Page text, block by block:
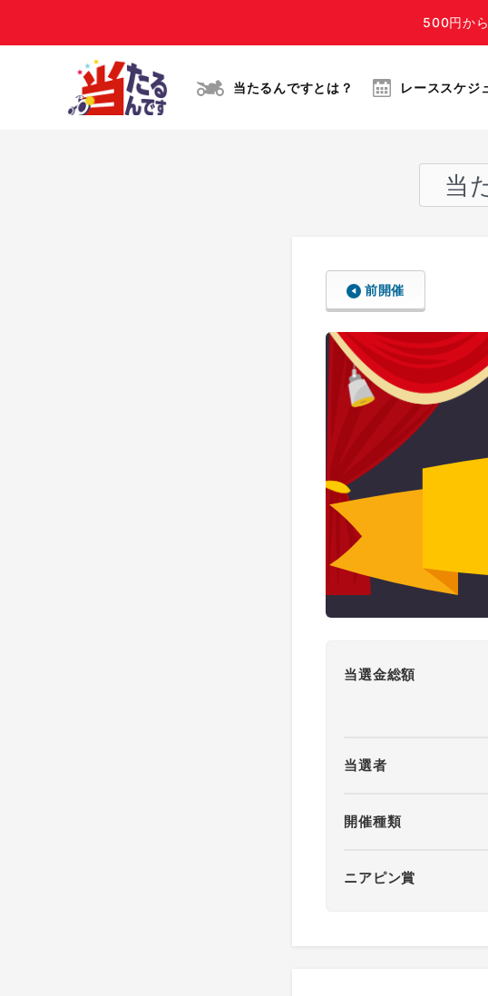
500円か
当たるんですとは？ レーススケジ
前開催
当選金総額
当選者
開催種類
ニアピン賞